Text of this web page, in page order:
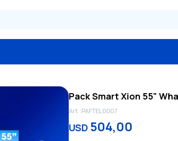
Pack Smart Xion 55"
PAFTEL0007
USD 504,00